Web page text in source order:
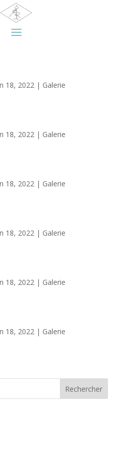
18, 2022| Galerie
18, 2022| Galerie
18, 2022| Galerie
18, 2022| Galerie
18, 2022| Galerie
18, 2022| Galerie